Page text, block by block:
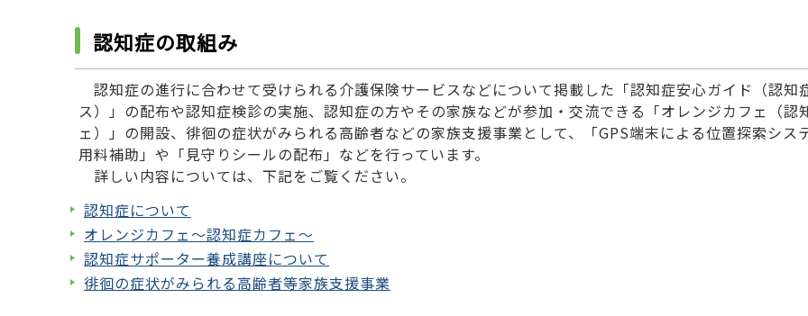
認知症の取組み
認知症の進行に合わせて受けられる介護保険サービスなどについて掲載した「認知症安心ガイド（認知
ス）」の配布や認知症検診の実施、認知症の方やその家族などが参加・交流できる「オレンジカフェ（認
ェ）」の開設、徘徊の症状がみられる高齢者などの家族支援事業として、「GPS端末による位置探索シス
用料補助」や「見守りシールの配布」などを行っています。
詳しい内容については、下記をご覧ください。
認知症について
オレンジカフェ～認知症カフェ～
認知症サポーター養成講座について
徘徊の症状がみられる高齢者等家族支援事業